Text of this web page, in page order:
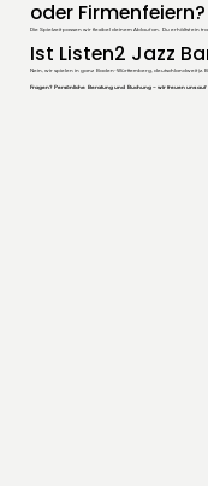
oder Firmenfeiern?
Die Spielzeit passen wir flexibel deinem Ablauf an. Du erhältst ein
Ist Listen2 Jazz
Nein, wir spielen in ganz Baden-Württemberg, deutschlandweit (z.
Fragen? Persönliche Beratung und Buchung – wir freuen uns auf